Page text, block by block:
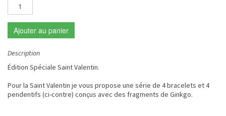
Ajouter au panier
Description
Édition Spéciale Saint Valentin.
Pour la Saint Valentin je vous propose une série de 4 bracelets et 4
pendentifs (ci-contre) conçus avec des fragments de Ginkgo.